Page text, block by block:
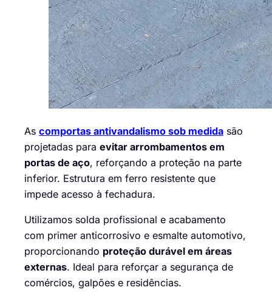
As comportas antivandalismo sob medida são
projetadas para evitar arrombamentos em
portas de aço, reforçando a proteção na parte
inferior. Estrutura em ferro resistente que
impede acesso à fechadura.
Utilizamos solda profissional e acabamento
com primer anticorrosivo e esmalte automotivo,
proporcionando proteção durável em áreas
externas. Ideal para reforçar a segurança de
comércios, galpões e residências.